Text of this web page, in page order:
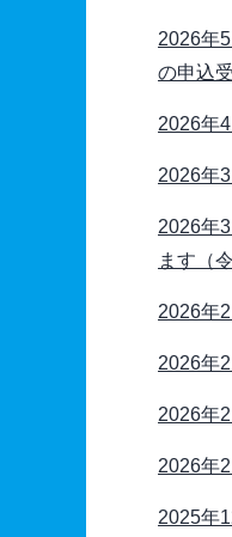
2026年
の申込
2026年
2026年
2026年
ます（
2026年
2026年
2026年
2026年
2025年